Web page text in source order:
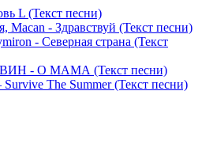
L (Текст песни)
Macan - Здравствуй (Текст песни)
- Северная страна (Текст
- О МАМА (Текст песни)
The Summer (Текст песни)